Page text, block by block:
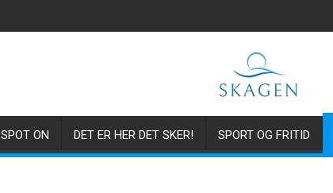
SPOT ON DET ER HER DET SKER! SPORT OG FRITID